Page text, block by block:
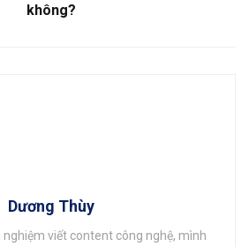
không?
Dương Thùy
viết content công nghệ, mình